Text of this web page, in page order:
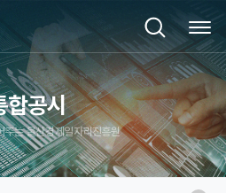
합공시
주는 울산경제일자리진흥원